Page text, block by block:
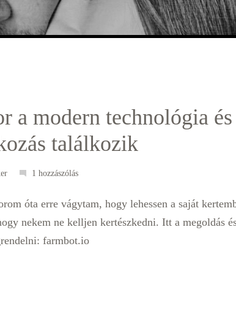
a modern technológia és
találkozik
1 hozzászólás
óta erre vágytam, hogy lehessen a saját
nekem ne kelljen kertészkedni. Itt a megoldás
farmbot.io